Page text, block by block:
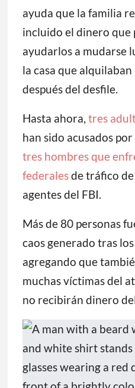
ayuda que la familia
incluido el dinero que
ayudarlos a mudarse
la casa que
después del desfile.
Hasta ahora, tres
han sido acusados
tres hombres que
federalesde tráfico de
agentes del FBI.
Más de 80 personas
caos generado tras
agregando que
muchas víctimas del
no recibirán dinero